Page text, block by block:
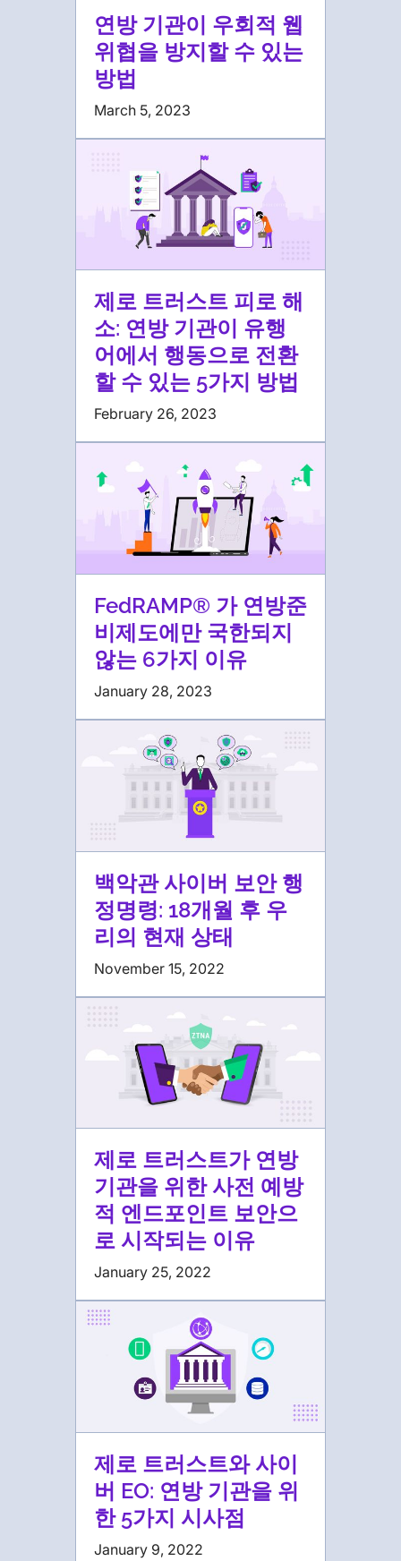
연방 기관이 우회적 웹
위협을 방지할 수 있는
방법
March 5, 2023
제로 트러스트 피로 해
소: 연방 기관이 유행
어에서 행동으로 전환
할 수 있는 5가지 방법
February 26, 2023
FedRAMP® 가 연방준
비제도에만 국한되지
않는 6가지 이유
January 28, 2023
백악관 사이버 보안 행
정명령: 18개월 후 우
리의 현재 상태
November 15, 2022
제로 트러스트가 연방
기관을 위한 사전 예방
적 엔드포인트 보안으
로 시작되는 이유
January 25, 2022
제로 트러스트와 사이
버 EO: 연방 기관을 위
한 5가지 시사점
January 9, 2022